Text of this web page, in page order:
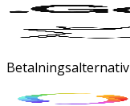
Betalningsalternativ